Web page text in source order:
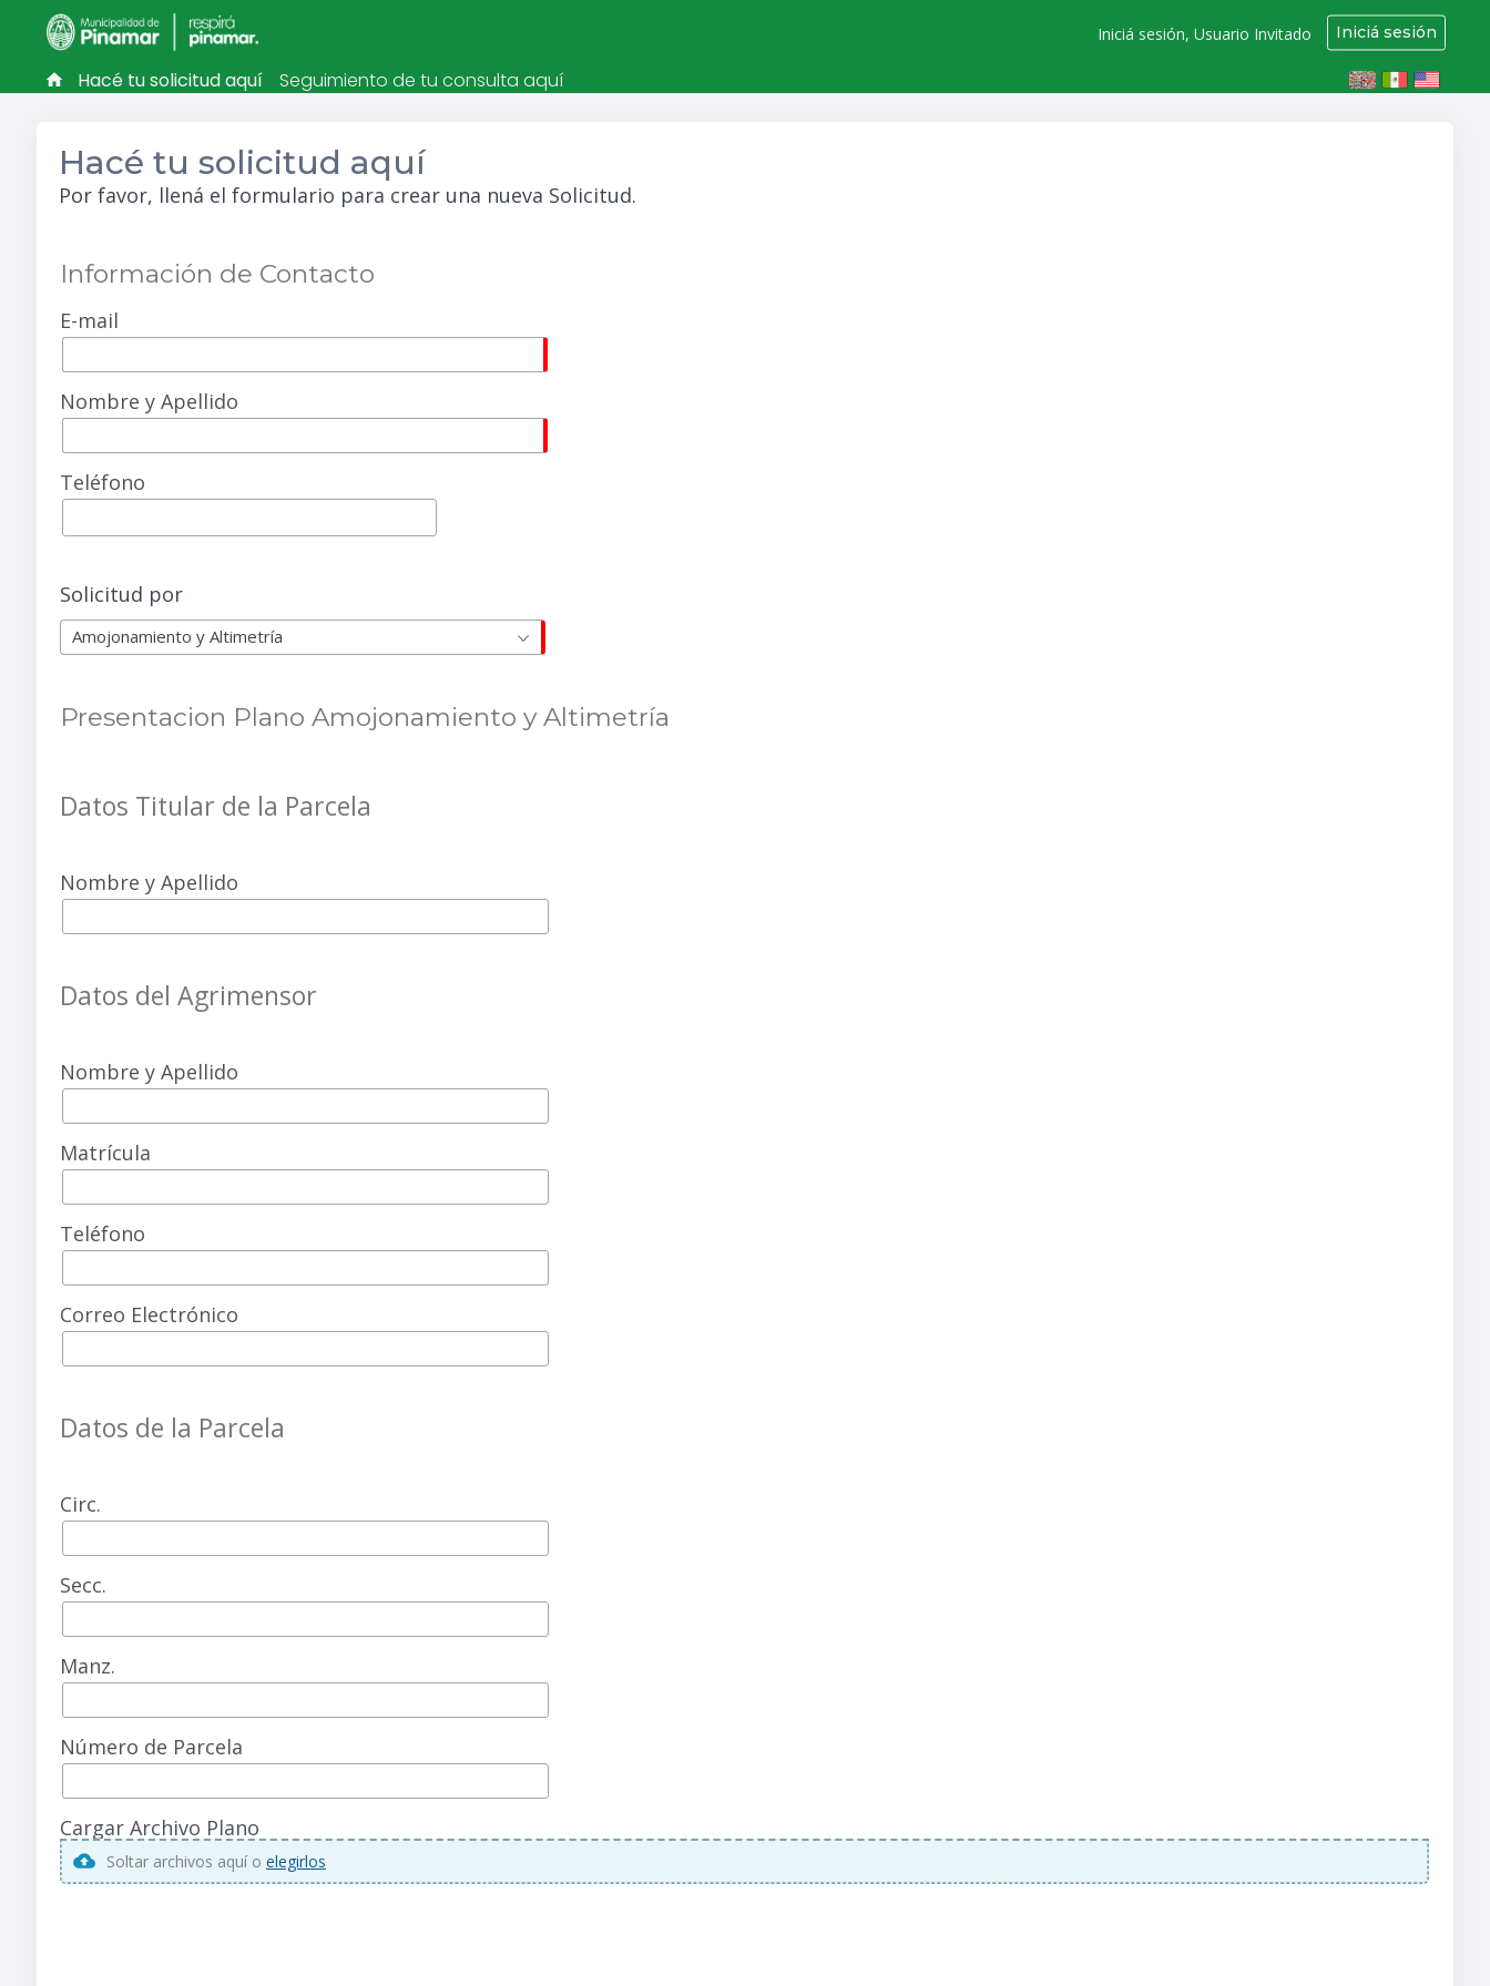
Iniciá sesión, Usuario Invitado Iniciá sesión
Hacé tu solicitud aquí Seguimiento de tu consulta aquí
Hacé tu solicitud aquí
Por favor, llená el formulario para crear una nueva Solicitud.
Información de Contacto
E-mail
Nombre y Apellido
Teléfono
Solicitud por
Amojonamiento y Altimetría
Presentacion Plano Amojonamiento y Altimetría
Datos Titular de la Parcela
Nombre y Apellido
Datos del Agrimensor
Nombre y Apellido
Matrícula
Teléfono
Correo Electrónico
Datos de la Parcela
Circ.
Secc.
Manz.
Número de Parcela
Cargar Archivo Plano
Soltar archivos aquí o elegirlos